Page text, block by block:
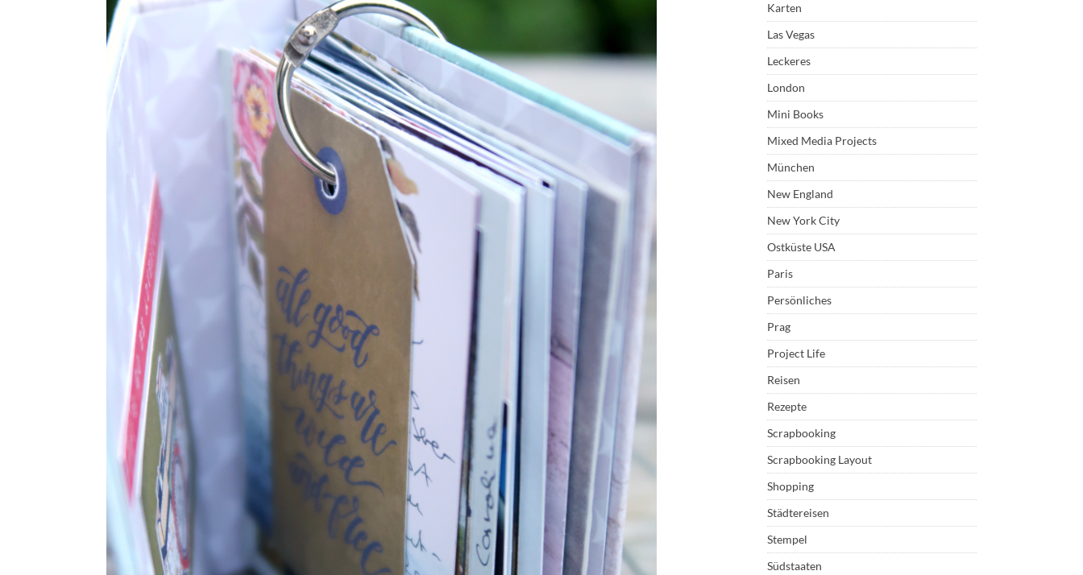
Karten
Las Vegas
Leckeres
London
Mini Books
Mixed Media Projects
München
New England
New York City
Ostküste USA
Paris
Persönliches
Prag
Project Life
Reisen
Rezepte
Scrapbooking
Scrapbooking Layout
Shopping
Städtereisen
Stempel
Südstaaten